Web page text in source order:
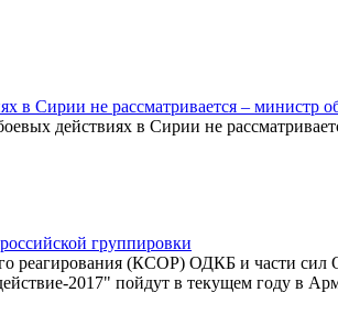
в Сирии не рассматривается – министр
действиях в Сирии не
группировки
реагирования (КСОР) ОДКБ и части сил
2017" пойдут в текущем году в